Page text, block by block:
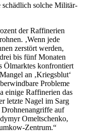
schäd­lich solche Mili­tär­
der Raf­fi­ne­rien
‚Wenn jede
zer­stört werden,
bis fünf Monaten
Ölmark­tes kon­fron­tiert
an ‚Kriegs­blut‘
Pro­bleme
einige Raf­fi­ne­rien das
letzte Nagel im Sarg
Droh­nen­an­griffe auf
Omelt­schenko,
Zentrum.“